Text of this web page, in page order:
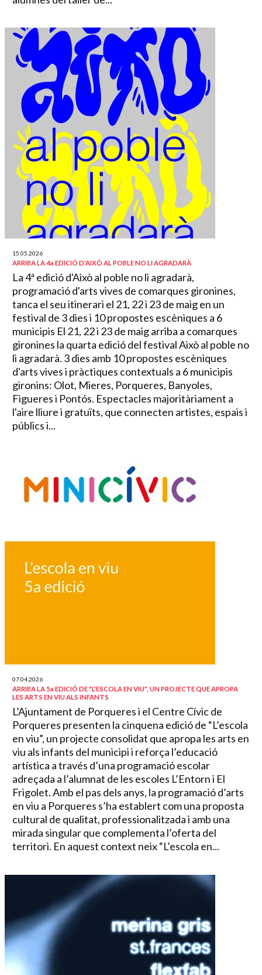
15.05.2026
ARRIBA LA 4a EDICIÓ D'AIXÒ AL POBLE NO LI AGRADARÀ
La 4ª edició d'Això al poble no li agradarà,
programació d'arts vives de comarques gironines,
tanca el seu itinerari el 21, 22 i 23 de maig en un
festival de 3 dies i 10 propostes escèniques a 6
municipis El 21, 22 i 23 de maig arriba a comarques
gironines la quarta edició del festival Això al poble no
li agradarà. 3 dies amb 10 propostes escèniques
d'arts vives i pràctiques contextuals a 6 municipis
gironins: Olot, Mieres, Porqueres, Banyoles,
Figueres i Pontós. Espectacles majoritàriament a
l'aire lliure i gratuïts, que connecten artistes, espais i
públics i...
07.04.2026
ARRIBA LA 5a EDICIÓ DE "L'ESCOLA EN VIU", UN PROJECTE QUE APROPA
LES ARTS EN VIU ALS INFANTS
L’Ajuntament de Porqueres i el Centre Cívic de
Porqueres presenten la cinquena edició de “L’escola
en viu”, un projecte consolidat que apropa les arts en
viu als infants del municipi i reforça l’educació
artística a través d’una programació escolar
adreçada a l’alumnat de les escoles L’Entorn i El
Frigolet. Amb el pas dels anys, la programació d’arts
en viu a Porqueres s’ha establert com una proposta
cultural de qualitat, professionalitzada i amb una
mirada singular que complementa l’oferta del
territori. En aquest context neix “L’escola en...